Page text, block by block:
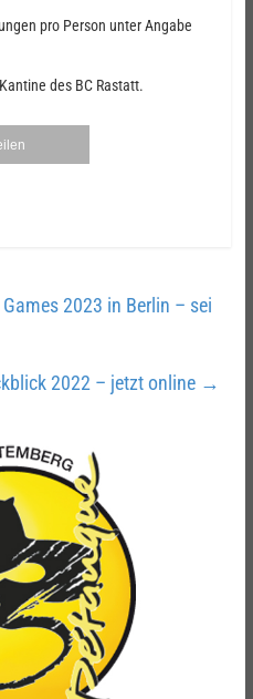
pro Person unter Angabe
des BC Rastatt.
2023 in Berlin – sei
2022 – jetzt online →